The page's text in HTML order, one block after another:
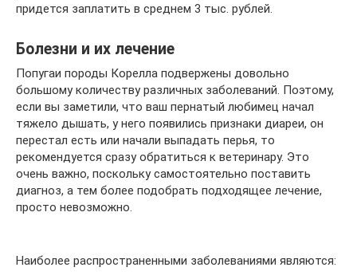
придется заплатить в среднем 3 тыс. рублей.
Болезни и их лечение
Попугаи породы Корелла подвержены довольно
большому количеству различных заболеваний. Поэтому,
если вы заметили, что ваш пернатый любимец начал
тяжело дышать, у него появились признаки диареи, он
перестал есть или начали выпадать перья, то
рекомендуется сразу обратиться к ветеринару. Это
очень важно, поскольку самостоятельно поставить
диагноз, а тем более подобрать подходящее лечение,
просто невозможно.
Наиболее распространенными заболеваниями являются: